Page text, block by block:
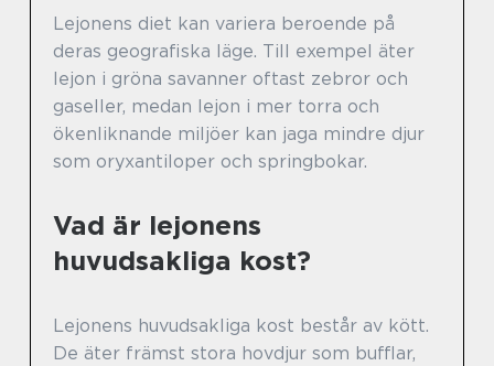
Lejonens diet kan variera beroende på
deras geografiska läge. Till exempel äter
lejon i gröna savanner oftast zebror och
gaseller, medan lejon i mer torra och
ökenliknande miljöer kan jaga mindre djur
som oryxantiloper och springbokar.
Vad är lejonens
huvudsakliga kost?
Lejonens huvudsakliga kost består av kött.
De äter främst stora hovdjur som bufflar,